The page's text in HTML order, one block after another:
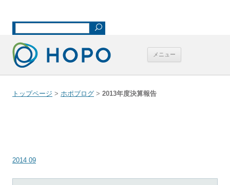
メニュー
トップページ > ホポブログ > 2013年度決算報告
2014 09